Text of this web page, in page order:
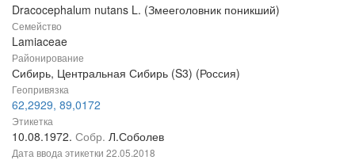
Dracocephalum nutans L. (Змееголовник поникший)
Семейство
Lamiaceae
Районирование
Сибирь, Центральная Сибирь (S3) (Россия)
Геопривязка
62,2929, 89,0172
Этикетка
10.08.1972. Собр. Л.Соболев
Дата ввода этикетки 22.05.2018